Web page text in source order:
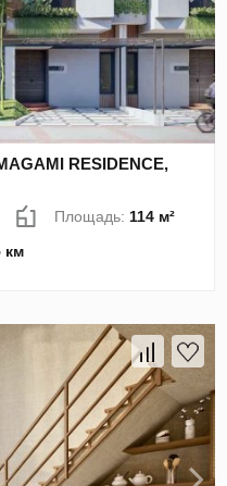
RESIDENCE,
Площадь: 114 м²
км